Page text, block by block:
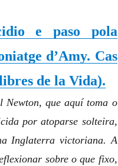
e paso pola
d’Amy. Cas
de la Vida).
Newton, que aquí toma o
por atoparse solteira,
Inglaterra victoriana. A
sobre o que fixo,